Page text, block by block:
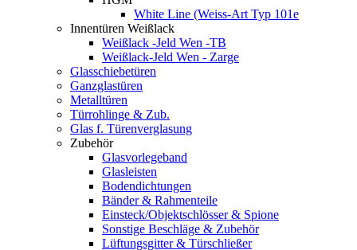
White Line (Weiss-Art Typ 101e
Innentüren Weißlack
Weißlack -Jeld Wen -TB
Weißlack-Jeld Wen - Zarge
Glasschiebetüren
Ganzglastüren
Metalltüren
Türrohlinge & Zub.
Glas f. Türenverglasung
Zubehör
Glasvorlegeband
Glasleisten
Bodendichtungen
Bänder & Rahmenteile
Einsteck/Objektschlösser & Spione
Sonstige Beschläge & Zubehör
Lüftungsgitter & Türschließer